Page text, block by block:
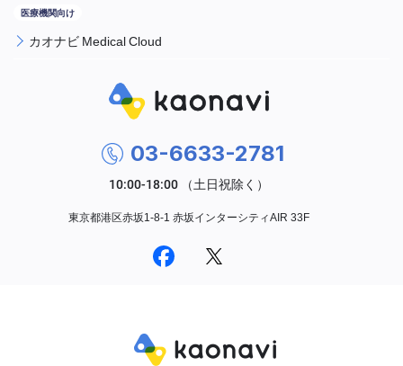
カオナビ Medical Cloud
03-6633-2781
東京都港区赤坂1-8-1 赤坂インターシティAIR 33F